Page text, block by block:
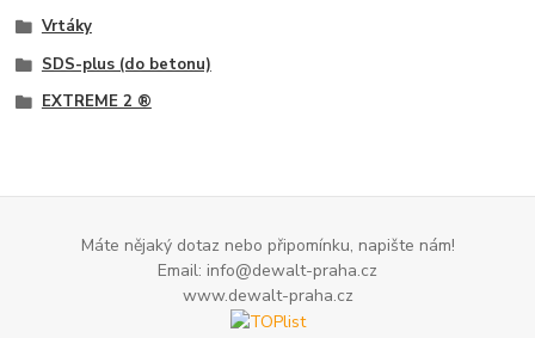
Vrtáky
SDS-plus (do betonu)
EXTREME 2 ®
Máte nějaký dotaz nebo připomínku, napište nám!
Email: info@dewalt-praha.cz
www.dewalt-praha.cz